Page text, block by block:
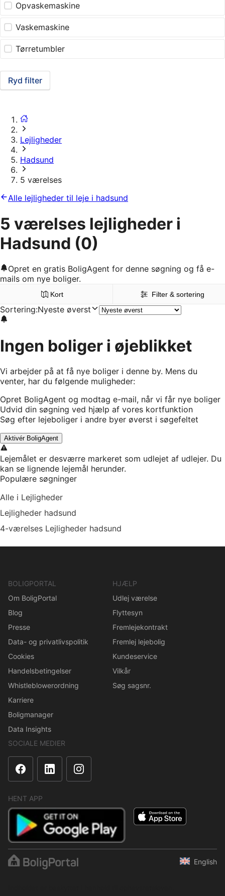
Opvaskemaskine
Vaskemaskine
Tørretumbler
Ryd filter
Lejligheder
Hadsund
5 værelses
Alle lejligheder til leje i hadsund
5 værelses lejligheder i
Hadsund (0)
Opret en gratis BoligAgent for denne søgning og få e-
mails om nye boliger.
Kort Filter & sortering
Sortering:Nyeste øverst
Ingen boliger i øjeblikket
Vi arbejder på at få nye boliger i denne by. Mens du
venter, har du følgende muligheder:
Opret BoligAgent og modtag e-mail, når vi får nye boliger
Udvid din søgning ved hjælp af vores kortfunktion
Søg efter lejeboliger i andre byer øverst i søgefeltet
Aktivér BoligAgent
Lejemålet er desværre markeret som udlejet af udlejer. Du
kan se lignende lejemål herunder.
Populære søgninger
Alle i Lejligheder
Lejligheder hadsund
4-værelses Lejligheder hadsund
BOLIGPORTAL
Om BoligPortal
Blog
Presse
Data- og privatlivspolitik
Cookies
Handelsbetingelser
Whistleblowerordning
Karriere
Boligmanager
Data Insights
HJÆLP
Udlej værelse
Flyttesyn
Fremlejekontrakt
Fremlej lejebolig
Kundeservice
Vilkår
Søg sagsnr.
SOCIALE MEDIER
HENT APP
English